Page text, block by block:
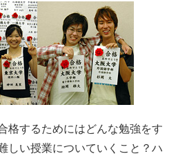
格するためにはどんな勉強をす
しい授業についていくこと？ハ